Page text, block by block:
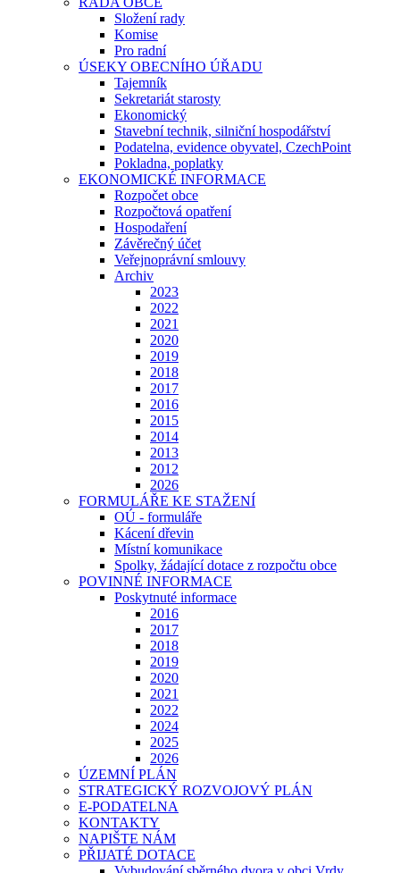
Složení rady
Komise
Pro radní
ÚSEKY OBECNÍHO ÚŘADU
Tajemník
Sekretariát starosty
Ekonomický
Stavební technik, silniční hospodářství
Podatelna, evidence obyvatel, CzechPoint
Pokladna, poplatky
EKONOMICKÉ INFORMACE
Rozpočet obce
Rozpočtová opatření
Hospodaření
Závěrečný účet
Veřejnoprávní smlouvy
Archiv
2023
2022
2021
2020
2019
2018
2017
2016
2015
2014
2013
2012
2026
FORMULÁŘE KE STAŽENÍ
OÚ - formuláře
Kácení dřevin
Místní komunikace
Spolky, žádající dotace z rozpočtu obce
POVINNÉ INFORMACE
Poskytnuté informace
2016
2017
2018
2019
2020
2021
2022
2024
2025
2026
ÚZEMNÍ PLÁN
STRATEGICKÝ ROZVOJOVÝ PLÁN
E-PODATELNA
KONTAKTY
NAPIŠTE NÁM
PŘIJATÉ DOTACE